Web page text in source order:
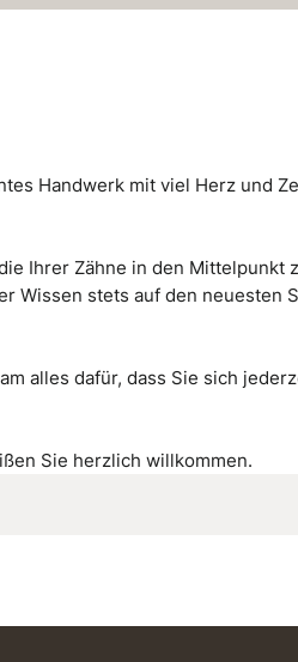
Handwerk mit viel Herz und
Ihrer Zähne in den Mittelpunkt
Wissen stets auf den neuesten
alles dafür, dass Sie sich
Sie herzlich willkommen.